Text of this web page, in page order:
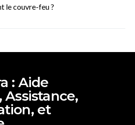
le couvre-feu ?
: Aide
Assistance,
et